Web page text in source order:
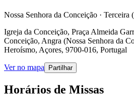
Nossa Senhora da Conceição · Terceira
Igreja da Conceição, Praça Almeida
Conceição, Angra (Nossa Senhora da
Heroísmo, Açores, 9700-016, Portugal
Ver no mapa Partilhar
Horários de Missas